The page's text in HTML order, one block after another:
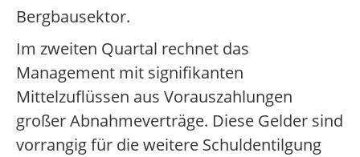
Bergbausektor.
Im zweiten Quartal rechnet das
Management mit signifikanten
Mittelzuflüssen aus Vorauszahlungen
großer Abnahmeverträge. Diese Gelder sind
vorrangig für die weitere Schuldentilgung